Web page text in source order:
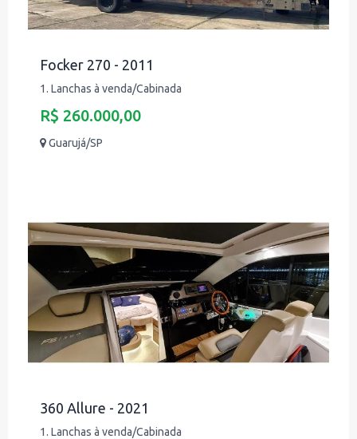
Focker 270 - 2011
1. Lanchas à venda/Cabinada
R$ 260.000,00
Guarujá/SP
360 Allure - 2021
1. Lanchas à venda/Cabinada